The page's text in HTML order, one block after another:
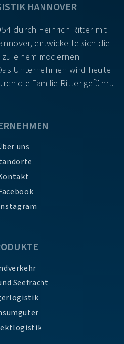
HANNOVER
durch Heinrich Ritter mit
entwickelte sich die
einem modernen
Unternehmen wird heute
die Familie Ritter geführt.
uns
Seefracht